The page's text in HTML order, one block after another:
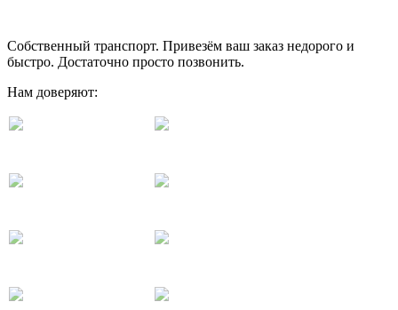
Собственный транспорт. Привезём ваш заказ недорого и
быстро. Достаточно просто позвонить.
Нам доверяют: